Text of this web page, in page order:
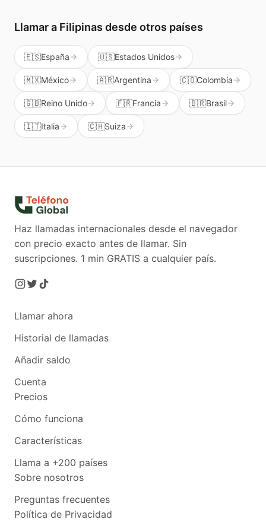
Llamar a Filipinas desde otros países
🇪🇸España 🇺🇸Estados Unidos
🇲🇽México 🇦🇷Argentina 🇨🇴Colombia
🇬🇧Reino Unido 🇫🇷Francia 🇧🇷Brasil
🇮🇹Italia 🇨🇭Suiza
Haz llamadas internacionales desde el navegador
con precio exacto antes de llamar. Sin
suscripciones. 1 min GRATIS a cualquier país.
Llamar ahora
Historial de llamadas
Añadir saldo
Cuenta
Precios
Cómo funciona
Características
Llama a +200 países
Sobre nosotros
Preguntas frecuentes
Política de Privacidad